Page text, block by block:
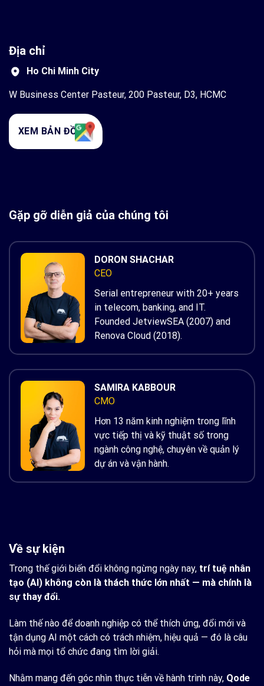
Địa chỉ
Ho Chi Minh City
W Business Center Pasteur, 200 Pasteur, D3, HCMC
XEM BẢN ĐỒ
Gặp gỡ diễn giả của chúng tôi
DORON SHACHAR
CEO
Serial entrepreneur with 20+ years
in telecom, banking, and IT.
Founded JetviewSEA (2007) and
Renova Cloud (2018).
SAMIRA KABBOUR
CMO
Hơn 13 năm kinh nghiệm trong lĩnh
vực tiếp thị và kỹ thuật số trong
ngành công nghệ, chuyên về quản lý
dự án và vận hành.
Về sự kiện
Trong thế giới biến đổi không ngừng ngày nay, trí tuệ nhân
tạo (AI) không còn là thách thức lớn nhất — mà chính là
sự thay đổi.
Làm thế nào để doanh nghiệp có thể thích ứng, đổi mới và
tận dụng AI một cách có trách nhiệm, hiệu quả — đó là câu
hỏi mà mọi tổ chức đang tìm lời giải.
Nhằm mang đến góc nhìn thực tiễn về hành trình này, Qode